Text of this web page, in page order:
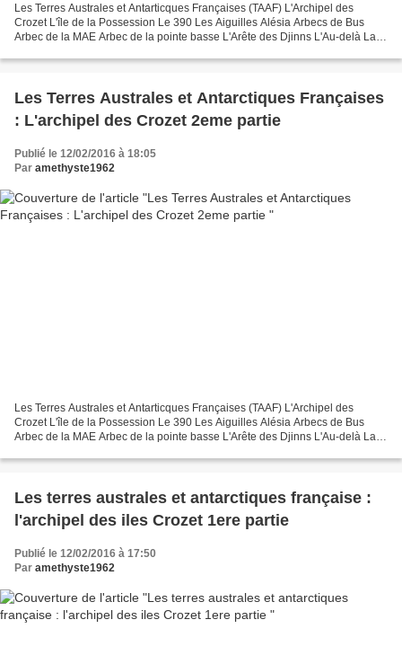
Les Terres Australes et Antarticques Françaises (TAAF) L'Archipel des
Crozet L'île de la Possession Le 390 Les Aiguilles Alésia Arbecs de Bus
Arbec de la MAE Arbec de la pointe basse L'Arête des Djinns L'Au-delà La
Les Terres Australes et Antarctiques Françaises
: L'archipel des Crozet 2eme partie
Publié le 12/02/2016 à 18:05
Par amethyste1962
Les Terres Australes et Antarticques Françaises (TAAF) L'Archipel des
Crozet L'île de la Possession Le 390 Les Aiguilles Alésia Arbecs de Bus
Arbec de la MAE Arbec de la pointe basse L'Arête des Djinns L'Au-delà La
Les terres australes et antarctiques française :
l'archipel des iles Crozet 1ere partie
Publié le 12/02/2016 à 17:50
Par amethyste1962